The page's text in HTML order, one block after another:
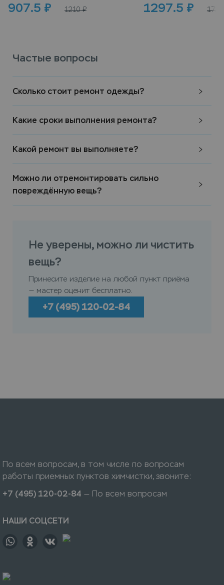
907.5 ₽ 1210 ₽ 1297.5 ₽ 1730
Частые вопросы
Сколько стоит ремонт одежды?
Какие сроки выполнения ремонта?
Какой ремонт вы выполняете?
Можно ли отремонтировать сильно
повреждённую вещь?
Не уверены, можно ли чистить
вещь?
Принесите изделие на любой пункт приёма
— мастер оценит бесплатно.
+7 (495) 120-02-84
По всем вопросам, в том числе по вопросам
работы приемных пунктов химчистки, звоните:
+7 (495) 120-02-84 — По всем вопросам
НАШИ СОЦСЕТИ